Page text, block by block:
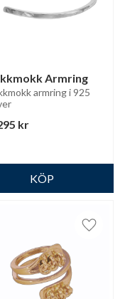
Armring
armring i 925
kr
Lägg